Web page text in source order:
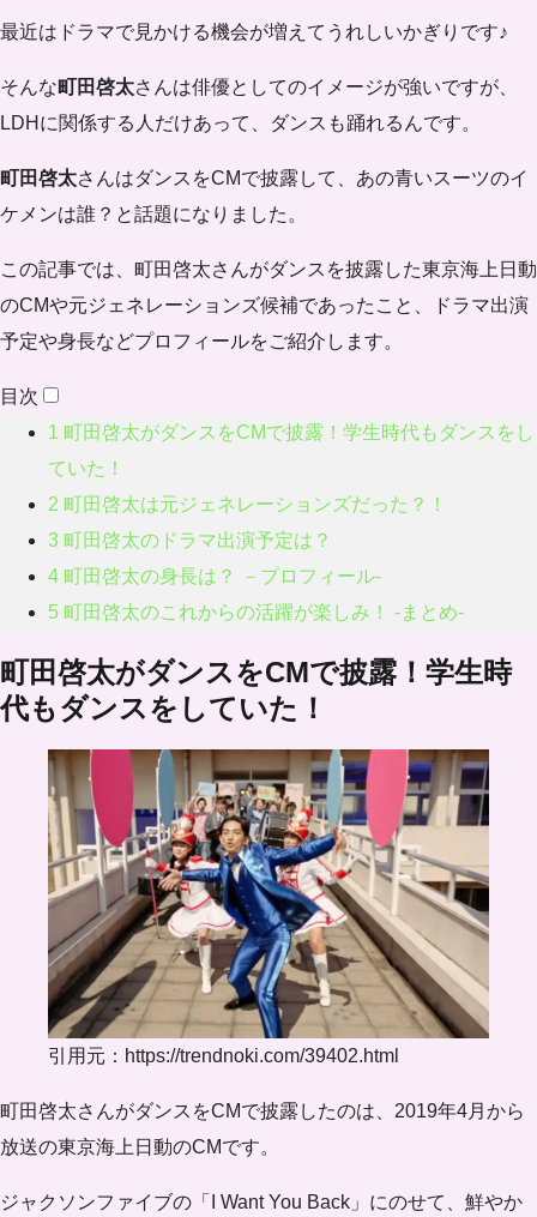
最近はドラマで見かける機会が増えてうれしいかぎりです♪
そんな町田啓太さんは俳優としてのイメージが強いですが、
LDHに関係する人だけあって、ダンスも踊れるんです。
町田啓太さんはダンスをCMで披露して、あの青いスーツのイ
ケメンは誰？と話題になりました。
この記事では、町田啓太さんがダンスを披露した東京海上日動
のCMや元ジェネレーションズ候補であったこと、ドラマ出演
予定や身長などプロフィールをご紹介します。
目次
1 町田啓太がダンスをCMで披露！学生時代もダンスをし
ていた！
2 町田啓太は元ジェネレーションズだった？！
3 町田啓太のドラマ出演予定は？
4 町田啓太の身長は？ －プロフィール-
5 町田啓太のこれからの活躍が楽しみ！ -まとめ-
町田啓太がダンスをCMで披露！学生時
代もダンスをしていた！
引用元：https://trendnoki.com/39402.html
町田啓太さんがダンスをCMで披露したのは、2019年4月から
放送の東京海上日動のCMです。
ジャクソンファイブの「I Want You Back」にのせて、鮮やか